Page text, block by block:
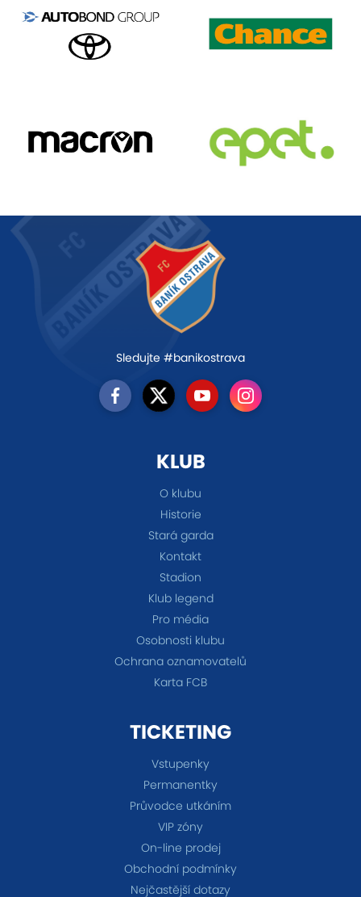
Sledujte #banikostrava
KLUB
O klubu
Historie
Stará garda
Kontakt
Stadion
Klub legend
Pro média
Osobnosti klubu
Ochrana oznamovatelů
Karta FCB
TICKETING
Vstupenky
Permanentky
Průvodce utkáním
VIP zóny
On-line prodej
Obchodní podmínky
Nejčastější dotazy